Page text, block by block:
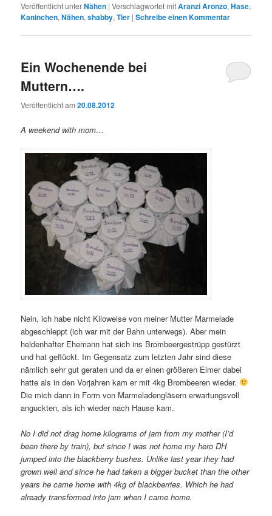
Veröffentlicht unterNähen |Verschlagwortet mitAranzi Aronzo,Hase,
Kaninchen,Nähen,shabby,Tier |Schreibe einen Kommentar
Ein Wochenende bei
Muttern….
Veröffentlicht am20.08.2012
A weekend with mom…
Nein, ich habe nicht Kiloweise von meiner Mutter Marmelade
abgeschleppt (ich war mit der Bahn unterwegs). Aber mein
heldenhafter Ehemann hat sich ins Brombeergestrüpp gestürzt
und hat geflückt. Im Gegensatz zum letzten Jahr sind diese
nämlich sehr gut geraten und da er einen größeren Eimer dabei
hatte als in den Vorjahren kam er mit 4kg Brombeeren wieder.
Die mich dann in Form von Marmeladengläsern erwartungsvoll
anguckten, als ich wieder nach Hause kam.
No I did not drag home kilograms of jam from my mother (I’d
been there by train), but since I was not home my hero DH
jumped into the blackberry bushes. Unlike last year they had
grown well and since he had taken a bigger bucket than the other
years he came home with 4kg of blackberries. Which he had
already transformed into jam when I came home.